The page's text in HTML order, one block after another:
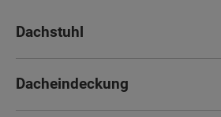
Dachstuhl
Dacheindeckung